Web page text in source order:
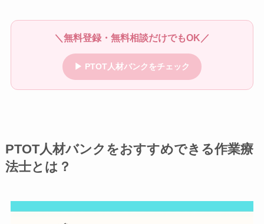
＼無料登録・無料相談だけでもOK／
▶ PTOT人材バンクをチェック
PTOT人材バンクをおすすめできる作業療
法士とは？